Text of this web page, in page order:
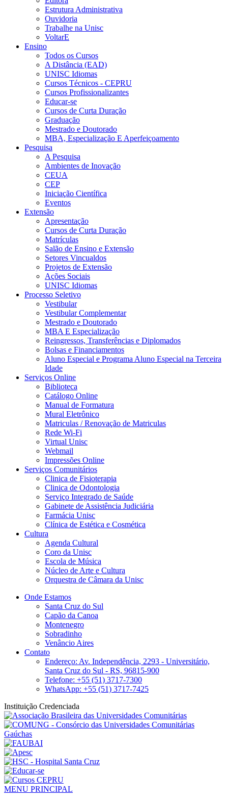
Estrutura Administrativa
Ouvidoria
Trabalhe na Unisc
VoltarE
Ensino
Todos os Cursos
A Distância (EAD)
UNISC Idiomas
Cursos Técnicos - CEPRU
Cursos Profissionalizantes
Educar-se
Cursos de Curta Duração
Graduação
Mestrado e Doutorado
MBA, Especialização E Aperfeiçoamento
Pesquisa
A Pesquisa
Ambientes de Inovação
CEUA
CEP
Iniciação Científica
Eventos
Extensão
Apresentação
Cursos de Curta Duração
Matrículas
Salão de Ensino e Extensão
Setores Vincualdos
Projetos de Extensão
Ações Sociais
UNISC Idiomas
Processo Seletivo
Vestibular
Vestibular Complementar
Mestrado e Doutorado
MBA E Especialização
Reingressos, Transferências e Diplomados
Bolsas e Financiamentos
Aluno Especial e Programa Aluno Especial na Terceira
Idade
Serviços Online
Biblioteca
Catálogo Online
Manual de Formatura
Mural Eletrônico
Matriculas / Renovação de Matriculas
Rede Wi-Fi
Virtual Unisc
Webmail
Impressões Online
Serviços Comunitários
Clinica de Fisioterapia
Clinica de Odontologia
Serviço Integrado de Saúde
Gabinete de Assistência Judiciária
Farmácia Unisc
Clínica de Estética e Cosmética
Cultura
Agenda Cultural
Coro da Unisc
Escola de Música
Núcleo de Arte e Cultura
Orquestra de Câmara da Unisc
Onde Estamos
Santa Cruz do Sul
Capão da Canoa
Montenegro
Sobradinho
Venâncio Aires
Contato
Endereço: Av. Independência, 2293 - Universitário,
Santa Cruz do Sul - RS, 96815-900
Telefone: +55 (51) 3717-7300
WhatsApp: +55 (51) 3717-7425
Instituição Credenciada
MENU PRINCIPAL